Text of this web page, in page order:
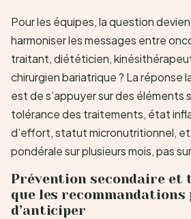
Pour les équipes, la question
harmoniser les messages entre
traitant, diététicien,
chirurgien bariatrique ? La réponse
est de s’appuyer sur des éléments
tolérance des traitements, état
d’effort, statut micronutritionnel,
pondérale sur plusieurs mois, pas
Prévention secondaire et
que les
d’anticiper